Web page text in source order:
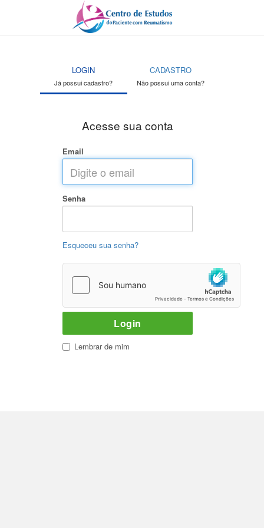
LOGIN
Já possui cadastro?
CADASTRO
Não possui uma conta?
Acesse sua conta
Email
Senha
Esqueceu sua senha?
Lembrar de mim